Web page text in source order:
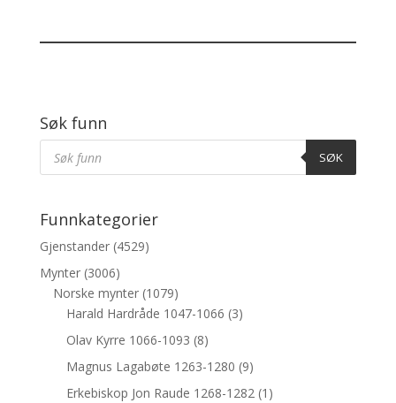
Søk funn
Products
Søk SØK
Funnkategorier
Gjenstander (4529)
Mynter (3006)
Norske mynter (1079)
Harald Hardråde 1047-1066 (3)
Olav Kyrre 1066-1093 (8)
Magnus Lagabøte 1263-1280 (9)
Erkebiskop Jon Raude 1268-1282 (1)